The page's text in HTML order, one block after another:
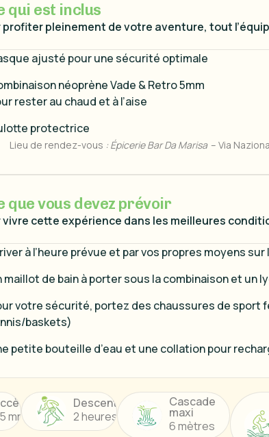
qui est inc us
profiter pleinement de votre aventure, tout
ajusté pour une sécurité optimale
néoprène Vade & Retro 5mm
rester au chaud et à l’aise
protectrice
Lieu de rendez-vous : Épicerie Bar Da Marisa – Via
quevous devez prévoir
vivre cette expérience dans les meilleures
à l’heure prévue et par vos propres moyens
maillot de bain à porter sous la combinaison et un
votre sécurité, portez des chaussures de sport
baskets)
petite bouteille d’eau et une collation pour
mn
Descente
2 heures
Cascade
maxi
6 mètres